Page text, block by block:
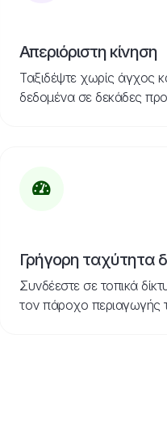
Απεριόριστη κίνηση
Ταξιδέψτε χωρίς άγχος
δεδομένα σε δεκάδες
Γρήγορη ταχύτητα
Συνδέεστε σε τοπικά
τον πάροχο περιαγωγής